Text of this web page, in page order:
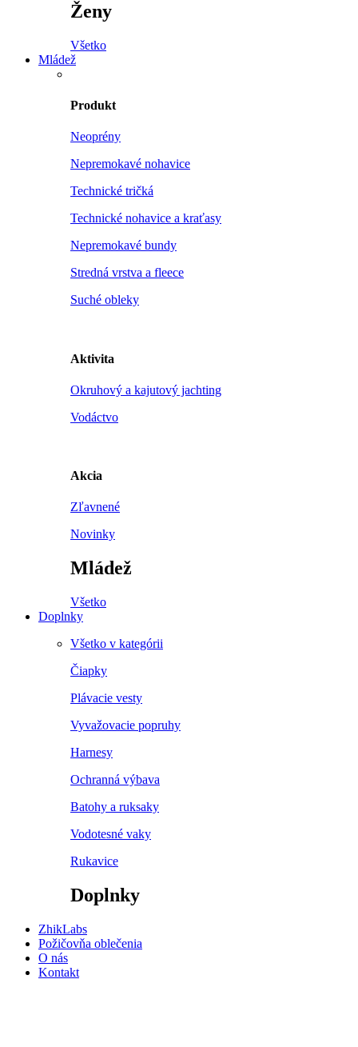
Ženy
Všetko
Mládež
Produkt
Neoprény
Nepremokavé nohavice
Technické tričká
Technické nohavice a kraťasy
Nepremokavé bundy
Stredná vrstva a fleece
Suché obleky
Aktivita
Okruhový a kajutový jachting
Vodáctvo
Akcia
Zľavnené
Novinky
Mládež
Všetko
Doplnky
Všetko v kategórii
Čiapky
Plávacie vesty
Vyvažovacie popruhy
Harnesy
Ochranná výbava
Batohy a ruksaky
Vodotesné vaky
Rukavice
Doplnky
ZhikLabs
Požičovňa oblečenia
O nás
Kontakt